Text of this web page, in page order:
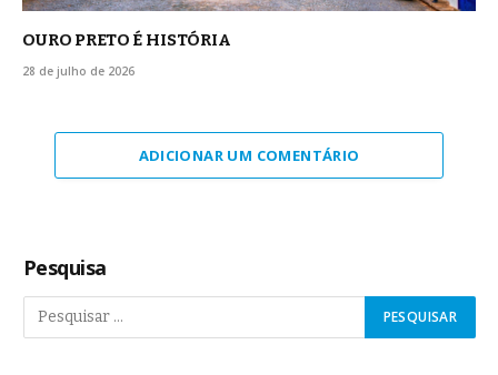
OURO PRETO É HISTÓRIA
28 de julho de 2026
ADICIONAR UM COMENTÁRIO
Pesquisa